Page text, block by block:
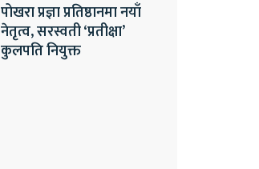
पोखरा प्रज्ञा प्रतिष्ठानमा नयाँ
नेतृत्व, सरस्वती ‘प्रतीक्षा’
कुलपति नियुक्त